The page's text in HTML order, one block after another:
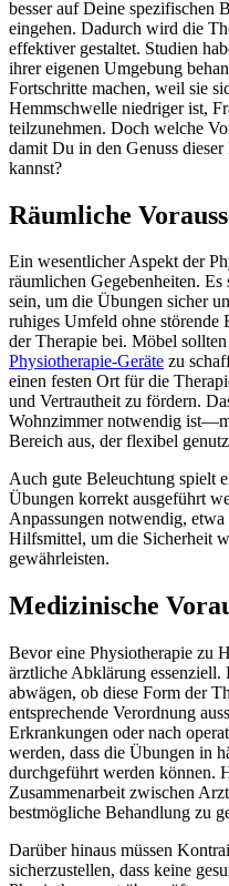
besser auf Deine spezifischen
eingehen. Dadurch wird die
effektiver gestaltet. Studien
ihrer eigenen Umgebung
Fortschritte machen, weil sie
Hemmschwelle niedriger ist,
teilzunehmen. Doch welche
damit Du in den Genuss
kannst?
Räumliche
Ein wesentlicher Aspekt der
räumlichen Gegebenheiten.
sein, um die Übungen sicher
ruhiges Umfeld ohne störende
der Therapie bei. Möbel
Physiotherapie-Geräte zu
einen festen Ort für die
und Vertrautheit zu fördern.
Wohnzimmer notwendig
Bereich aus, der flexibel
Auch gute Beleuchtung spielt
Übungen korrekt ausgeführt
Anpassungen notwendig,
Hilfsmittel, um die Sicherheit
gewährleisten.
Medizinische
Bevor eine Physiotherapie zu
ärztliche Abklärung
abwägen, ob diese Form der
entsprechende Verordnung
Erkrankungen oder nach
werden, dass die Übungen in
durchgeführt werden können.
Zusammenarbeit zwischen
bestmögliche Behandlung zu
Darüber hinaus müssen
sicherzustellen, dass keine